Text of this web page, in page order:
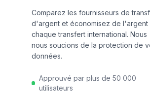
Comparez les fournisseurs de
d'argent et économisez de l'argent
chaque transfert international. Nous
nous soucions de la protection de
données.
Approuvé par plus de 50 000
utilisateurs